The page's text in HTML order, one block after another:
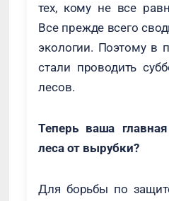
тех, кому не все
Все прежде всего
экологии. Поэтому в
стали проводить
лесов.
Теперь ваша
леса от вырубки?
Для борьбы по